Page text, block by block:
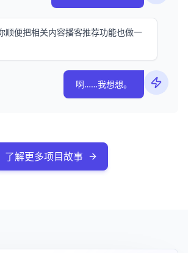
顺便把相关内容播客推荐功能也做一
啊……我想想。
了解更多项目故事